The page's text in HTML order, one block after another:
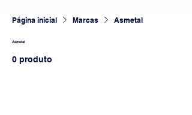
Página inicial Marcas Asmetal
Asmetal
0 produto